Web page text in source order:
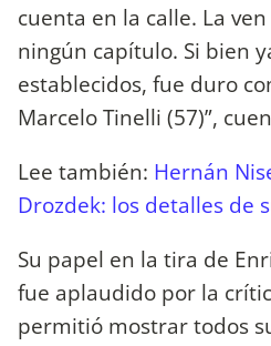
cuenta en la calle. La
ningún capítulo. Si bien
establecidos, fue duro
Marcelo Tinelli (57)”,
Lee también: Hernán
Drozdek: los detalles de
Su papel en la tira de
fue aplaudido por la
permitió mostrar todos